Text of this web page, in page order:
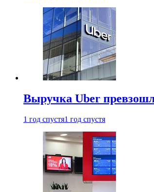
Выручка Uber
1 год спустя1 год спустя